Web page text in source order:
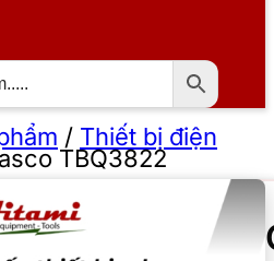
/ Thiết bị điện
TBQ3822